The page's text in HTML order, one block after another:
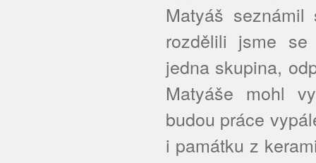
Matyáš
rozdělili jsme se
jedna skupina,
Matyáše mohl
budou práce
i památku z